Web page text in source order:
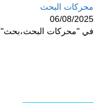
محركات البحث
06/08/2025
في "محركات البحث،بحث"